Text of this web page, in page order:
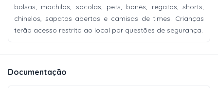
bolsas, mochilas, sacolas, pets, bonés, regatas, shorts,
chinelos, sapatos abertos e camisas de times. Crianças
terão acesso restrito ao local por questões de segurança.
Documentação